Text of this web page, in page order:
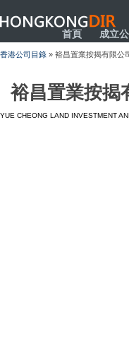
HONGKONGDIR
首頁 成立
香港公司目錄 » 裕昌置業按揭有限公
裕昌置業按揭
YUE CHEONG LAND INVESTMENT